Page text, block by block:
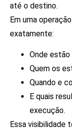
até o destino.
Em uma
exatamente:
Onde
Quem os
Quando e
E quais
execução.
Essa visibilidade